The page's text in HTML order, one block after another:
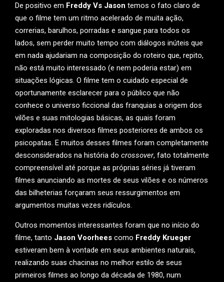
De positivo em Freddy Vs Jason temos o fato claro de
que o filme tem um ritmo acelerado de muita ação,
correrias, barulhos, porradas e sangue para todos os
lados, sem perder muito tempo com diálogos inúteis que
em nada ajudariam na composição do roteiro que, repito,
não está muito interessado (e nem poderia estar) em
situações lógicas. O filme tem o cuidado especial de
oportunamente esclarecer para o público que não
conhece o universo ficcional das franquias a origem dos
vilões e suas mitologias básicas, as quais foram
exploradas nos diversos filmes posteriores de ambos os
psicopatas. E muitos desses filmes foram completamente
desconsiderados na história do crossover, fato totalmente
compreensível até porque as próprias séries já tiveram
filmes anunciando as mortes de seus vilões e os números
das bilheterias forçaram seus ressurgimentos em
argumentos muitas vezes ridículos.
Outros momentos interessantes foram que no início do
filme, tanto Jason Voorhees como Freddy Krueger
estiveram bem à vontade em seus ambientes naturais,
realizando suas chacinas no melhor estilo de seus
primeiros filmes ao longo da década de 1980, num